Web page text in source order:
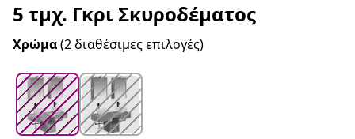
5 τμχ. Γκρι Σκυροδέματος
Χρώμα(2 διαθέσιμες επιλογές)